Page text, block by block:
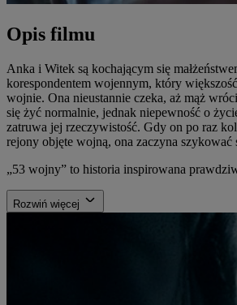
Opis filmu
Anka i Witek są kochającym się
korespondentem wojennym, który
wojnie. Ona nieustannie czeka, aż mąż
się żyć normalnie, jednak niepewność o
zatruwa jej rzeczywistość. Gdy on po raz
rejony objęte wojną, ona zaczyna
„53 wojny” to historia inspirowana
Rozwiń więcej